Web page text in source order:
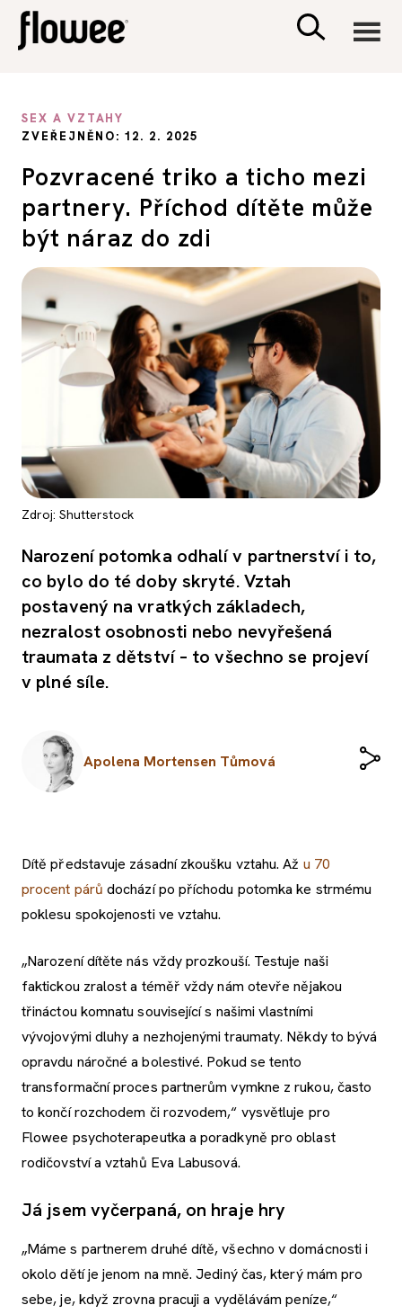
PSYCHOLOGIE
SEX A VZTAHY
PORADNA
SEX A VZTAHY
ZVEŘEJNĚNO: 12. 2. 2025
Pozvracené triko a ticho mezi
partnery. Příchod dítěte může
být náraz do zdi
Zdroj: Shutterstock
Narození potomka odhalí v partnerství i to,
co bylo do té doby skryté. Vztah
postavený na vratkých základech,
nezralost osobnosti nebo nevyřešená
traumata z dětství – to všechno se projeví
v plné síle.
Apolena Mortensen Tůmová
Dítě představuje zásadní zkoušku vztahu. Až u 70
procent párů dochází po příchodu potomka ke strmému
poklesu spokojenosti ve vztahu.
„Narození dítěte nás vždy prozkouší. Testuje naši
faktickou zralost a téměř vždy nám otevře nějakou
třináctou komnatu související s našimi vlastními
vývojovými dluhy a nezhojenými traumaty. Někdy to bývá
opravdu náročné a bolestivé. Pokud se tento
transformační proces partnerům vymkne z rukou, často
to končí rozchodem či rozvodem,“ vysvětluje pro
Flowee psychoterapeutka a poradkyně pro oblast
rodičovství a vztahů Eva Labusová.
Já jsem vyčerpaná, on hraje hry
„Máme s partnerem druhé dítě, všechno v domácnosti i
okolo dětí je jenom na mně. Jediný čas, který mám pro
sebe, je, když zrovna pracuji a vydělávám peníze,“